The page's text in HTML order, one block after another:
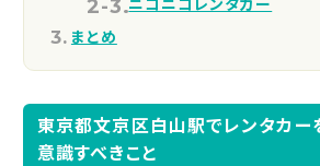
まとめ
東京都文京区白山駅でレンタカー
意識すべきこと